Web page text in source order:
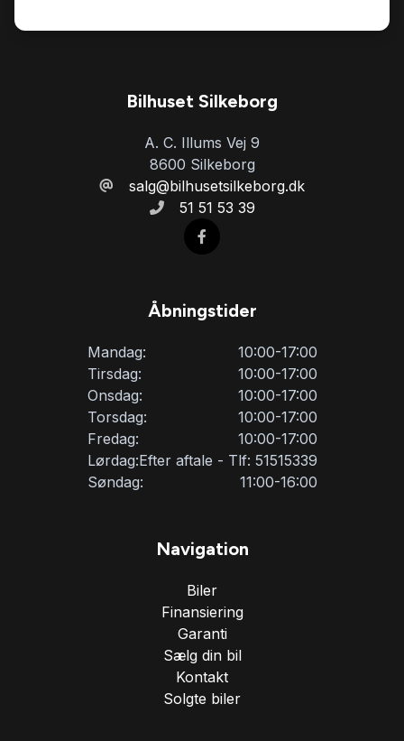
USB tilslutning
Vejbaneassistent
Bilhuset Silkeborg
A. C. Illums Vej 9
8600 Silkeborg
salg@bilhusetsilkeborg.dk
51 51 53 39
Åbningstider
Mandag:
10:00-17:00
Tirsdag:
10:00-17:00
Onsdag:
10:00-17:00
Torsdag:
10:00-17:00
Fredag:
10:00-17:00
Lørdag:Efter aftale - Tlf: 51515339
Søndag:
11:00-16:00
Navigation
Biler
Finansiering
Garanti
Sælg din bil
Kontakt
Solgte biler